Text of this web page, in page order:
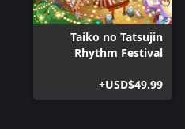
Taiko no Tatsujin
Rhythm Festival
USD$49.99+